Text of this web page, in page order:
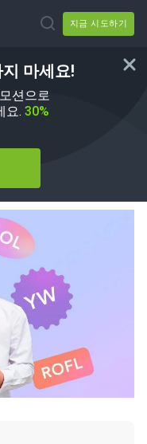
지금 시도하기
마세요!
션으로
요. 30%
이상의 예상
Tips